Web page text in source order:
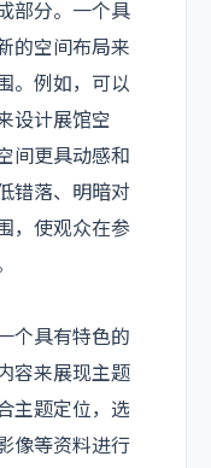
部分。一个具
的空间布局来
。例如，可以
设计展馆空
间更具动感和
错落、明暗对
，使观众在参
个具有特色的
容来展现主题
主题定位，选
像等资料进行